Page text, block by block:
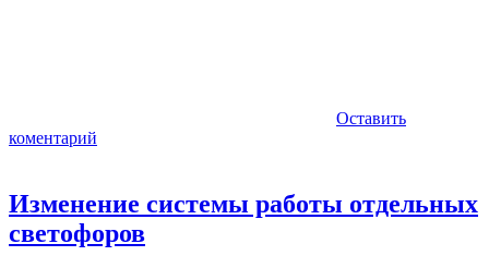
Оставить
коментарий
Изменение системы работы отдельных
светофоров